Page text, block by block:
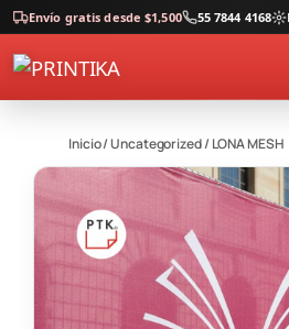
Envío gratis desde $1,500 55 7844 4168
Inicio/Uncategorized/ LONA MESH